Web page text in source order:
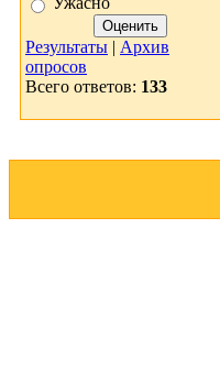
Результаты | Архив
опросов
Всего ответов: 133